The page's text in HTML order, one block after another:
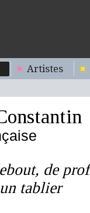
Artistes
de
tablier